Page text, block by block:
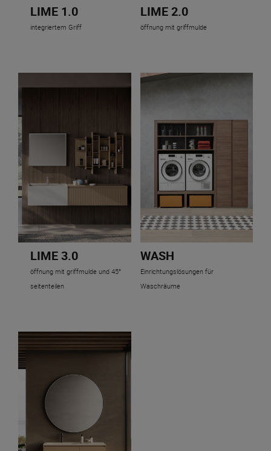
LIME 1.0
integriertem Griff
LIME 2.0
öffnung mit griffmulde
LIME 3.0
öffnung mit griffmulde und 45°
seitenteilen
WASH
Einrichtungslösungen für
Waschräume